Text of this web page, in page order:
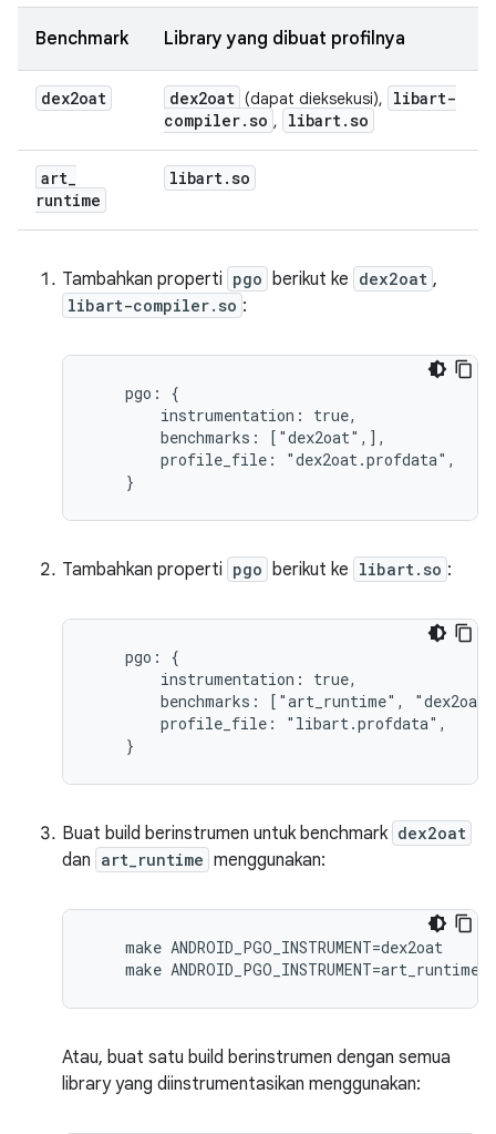
Benchmark Library yang dibuat profilnya
dex2oat dex2oat (dapat dieksekusi),
libart-
compiler.so , libart.so
art_
runtime
libart.so
Tambahkan properti pgo berikut ke dex2oat ,
libart-compiler.so :
    pgo: {
        instrumentation: true,
        benchmarks: ["dex2oat",],
        profile_file: "dex2oat.profdata",
    }
Tambahkan properti pgo berikut ke libart.so :
    pgo: {
        instrumentation: true,
benchmarks: ["art_runtime",
        profile_file: "libart.profdata",
    }
Buat build berinstrumen untuk benchmark dex2oat
dan art_runtime menggunakan:
    make ANDROID_PGO_INSTRUMENT=dex2oat
    make ANDROID_PGO_INSTRUMENT=art_runtime
Atau, buat satu build berinstrumen dengan semua
library yang diinstrumentasikan menggunakan: